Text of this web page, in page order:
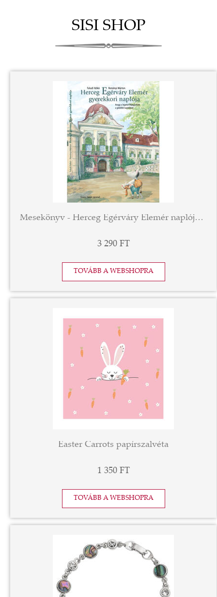
SISI SHOP
Mesekönyv - Herceg Egérváry Elemér naplója IV.
3 290 FT
TOVÁBB A WEBSHOPRA
Easter Carrots papírszalvéta
1 350 FT
TOVÁBB A WEBSHOPRA